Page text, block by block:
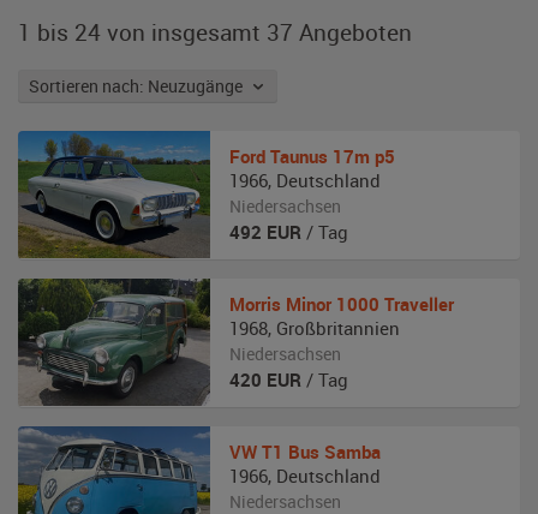
1 bis 24 von insgesamt 37 Angeboten
Sortieren nach: Neuzugänge
Ford Taunus 17m p5
1966, Deutschland
Niedersachsen
492 EUR / Tag
Morris Minor 1000 Traveller
1968, Großbritannien
Niedersachsen
420 EUR / Tag
VW T1 Bus Samba
1966, Deutschland
Niedersachsen